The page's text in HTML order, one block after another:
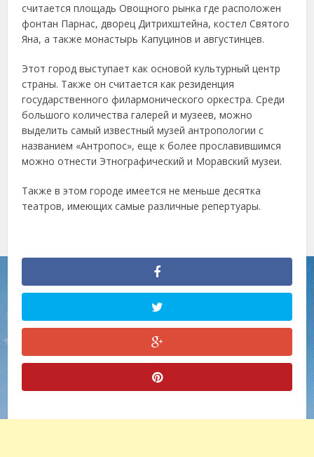
считается площадь Овощного рынка где расположен
фонтан Парнас, дворец Дитрихштейна, костел Святого
Яна, а также монастырь Капуцинов и августинцев.
Этот город выступает как основой культурный центр
страны. Также он считается как резиденция
государственного филармонического оркестра. Среди
большого количества галерей и музеев, можно
выделить самый известный музей антропологии с
названием «Антропос», еще к более прославившимся
можно отнести Этнографический и Моравский музеи.
Также в этом городе имеется не меньше десятка
театров, имеющих самые различные репертуары.